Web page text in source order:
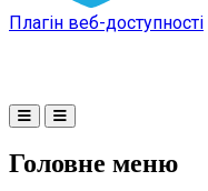
Плагін веб-доступності
Головне меню